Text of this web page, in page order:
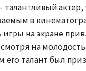
талантливый
в
на экране
на
его талант был